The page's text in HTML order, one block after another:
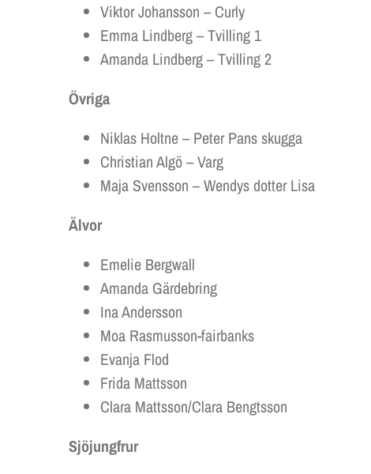
Viktor Johansson – Curly
Emma Lindberg – Tvilling 1
Amanda Lindberg – Tvilling 2
Övriga
Niklas Holtne – Peter Pans skugga
Christian Algö – Varg
Maja Svensson – Wendys dotter Lisa
Älvor
Emelie Bergwall
Amanda Gärdebring
Ina Andersson
Moa Rasmusson-fairbanks
Evanja Flod
Frida Mattsson
Clara Mattsson/Clara Bengtsson
Sjöjungfrur